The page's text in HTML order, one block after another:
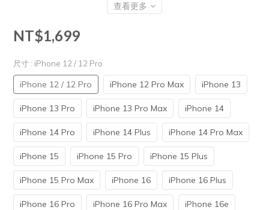
查看更多
NT$1,699
尺寸 : iPhone 12 / 12 Pro
iPhone 12 / 12 Pro iPhone 12 Pro Max iPhone 13
iPhone 13 Pro iPhone 13 Pro Max iPhone 14
iPhone 14 Pro iPhone 14 Plus iPhone 14 Pro Max
iPhone 15 iPhone 15 Pro iPhone 15 Plus
iPhone 15 Pro Max iPhone 16 iPhone 16 Plus
iPhone 16 Pro iPhone 16 Pro Max iPhone 16e